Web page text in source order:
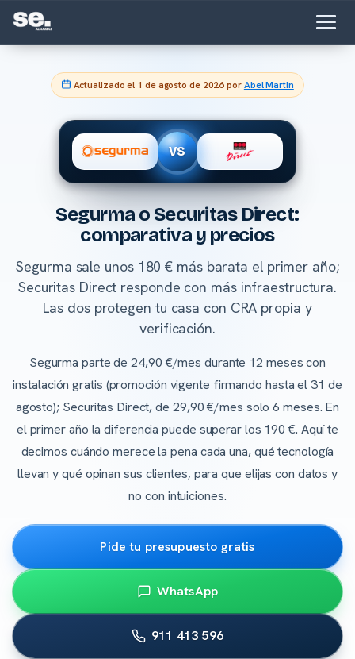
Actualizado el 1 de agosto de 2026porAbel Martin
VS
Segurma o Securitas Direct:
comparativa y precios
Segurma sale unos 180 € más barata el primer año;
Securitas Direct responde con más infraestructura.
Las dos protegen tu casa con CRA propia y
verificación.
Segurma parte de 24,90 €/mes durante 12 meses con
instalación gratis (promoción vigente firmando hasta el 31 de
agosto); Securitas Direct, de 29,90 €/mes solo 6 meses. En
el primer año la diferencia puede superar los 190 €. Aquí te
decimos cuándo merece la pena cada una, qué tecnología
llevan y qué opinan sus clientes, para que elijas con datos y
no con intuiciones.
Pide tu presupuesto gratis
WhatsApp
911 413 596